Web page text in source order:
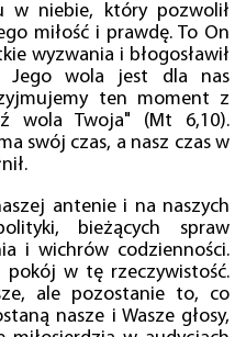
w niebie, który pozwolił
miłość i prawdę. To On
wyzwania i błogosławił
Jego wola jest dla nas
ten moment z
wola Twoja" (Mt 6,10).
swój czas, a nasz czas w
antenie i na naszych
bieżących spraw
i wichrów codzienności.
pokój w tę rzeczywistość.
ale pozostanie to, co
nasze i Wasze głosy,